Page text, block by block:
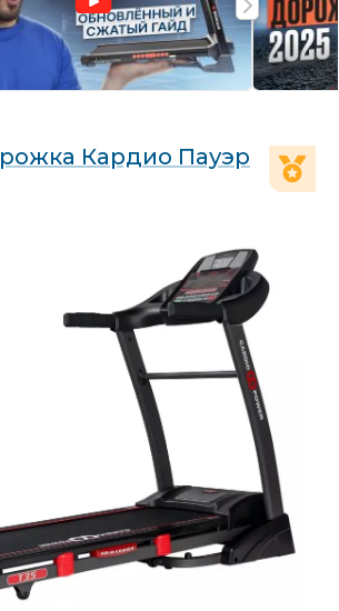
Кардио Пауэр